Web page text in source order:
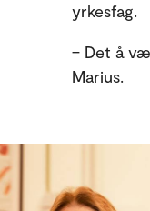
yrkesfag.
– Det å
Marius.